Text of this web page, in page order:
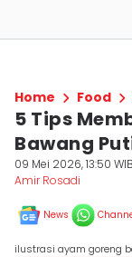
Home Food
5 Tips
Bawang
09 Mei 2026, 13:50 WIB
Amir Rosadi
News
ilustrasi ayam goreng